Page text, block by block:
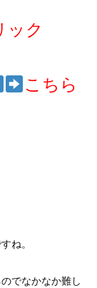
ック
こちら
ね。
でなかなか難し